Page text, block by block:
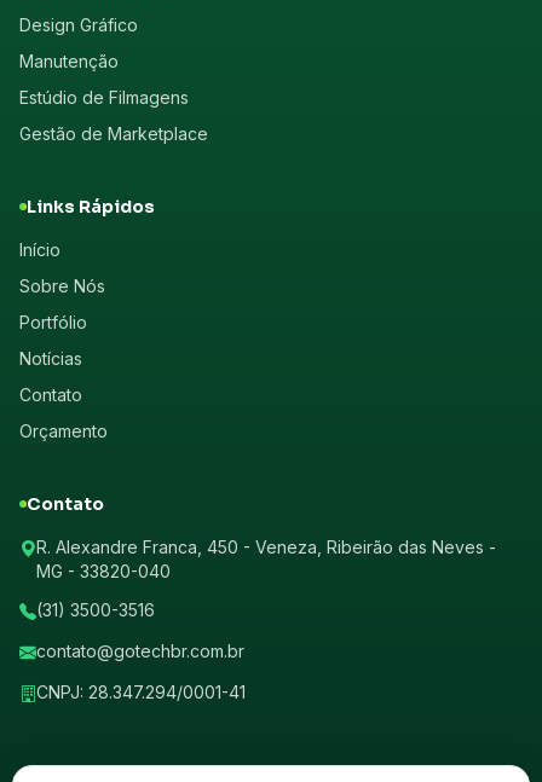
Design Gráfico
Manutenção
Estúdio de Filmagens
Gestão de Marketplace
Links Rápidos
Início
Sobre Nós
Portfólio
Notícias
Contato
Orçamento
Contato
R. Alexandre Franca, 450 - Veneza, Ribeirão das Neves -
MG - 33820-040
(31) 3500-3516
contato@gotechbr.com.br
CNPJ: 28.347.294/0001-41